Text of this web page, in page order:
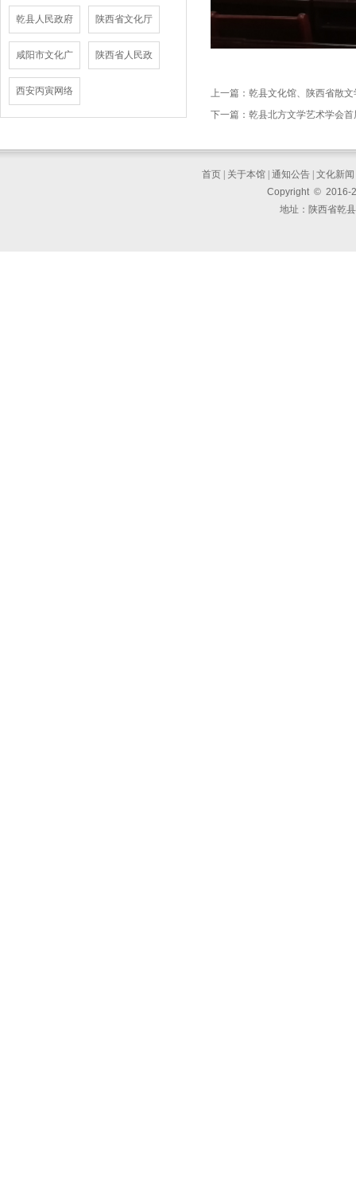
乾县人民政府 陕西省文化厅
咸阳市文化广 陕西省人民政
西安丙寅网络 上一篇： 乾县文化馆、陕西省散
下一篇： 乾县北方文学艺术学会
首页 关于本馆 通知公告 文化新闻
Copyright © 2016-
地址：陕西省乾